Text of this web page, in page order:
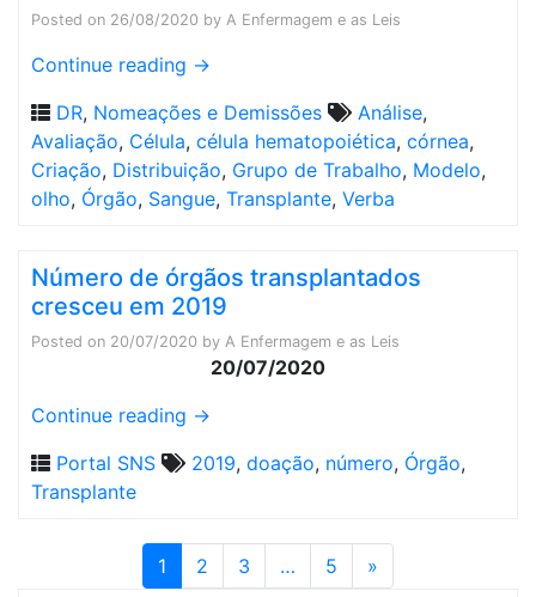
Posted on 26/08/2020 by A Enfermagem e as Leis
Continue reading →
DR, Nomeações e Demissões Análise,
Avaliação, Célula, célula hematopoiética, córnea,
Criação, Distribuição, Grupo de Trabalho, Modelo,
olho, Órgão, Sangue, Transplante, Verba
Número de órgãos transplantados
cresceu em 2019
Posted on 20/07/2020 by A Enfermagem e as Leis
20/07/2020
Continue reading →
Portal SNS
2019, doação, número, Órgão,
Transplante
1 2 3 … 5 »